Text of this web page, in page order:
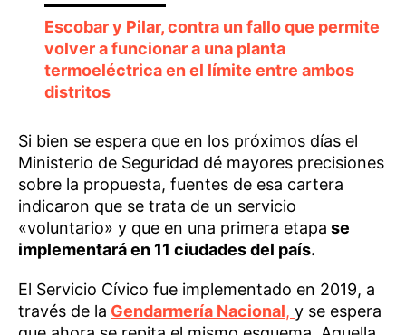
Escobar y Pilar, contra un fallo que permite
volver a funcionar a una planta
termoeléctrica en el límite entre ambos
distritos
Si bien se espera que en los próximos días el
Ministerio de Seguridad dé mayores precisiones
sobre la propuesta, fuentes de esa cartera
indicaron que se trata de un servicio
«voluntario» y que en una primera etapa se
implementará en 11 ciudades del país.
El Servicio Cívico fue implementado en 2019, a
través de la Gendarmería Nacional, y se espera